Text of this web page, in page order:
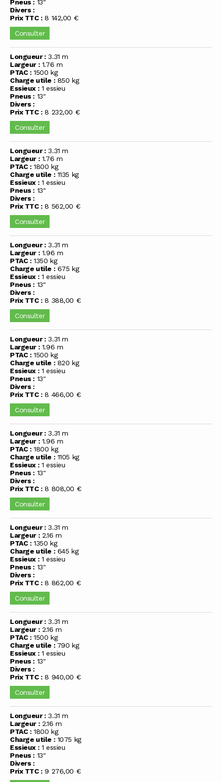
Pneus : 13"
Divers :
Prix TTC :8 142,00 €
Consulter
Longueur :3.31 m
Largeur :1.76 m
PTAC :1500 kg
Charge utile :850 kg
Essieux :1 essieu
Pneus : 13"
Divers :
Prix TTC :8 232,00 €
Consulter
Longueur :3.31 m
Largeur :1.76 m
PTAC :1800 kg
Charge utile :1135 kg
Essieux :1 essieu
Pneus : 13"
Divers :
Prix TTC :8 562,00 €
Consulter
Longueur :3.31 m
Largeur :1.96 m
PTAC :1350 kg
Charge utile :675 kg
Essieux :1 essieu
Pneus : 13"
Divers :
Prix TTC :8 388,00 €
Consulter
Longueur :3.31 m
Largeur :1.96 m
PTAC :1500 kg
Charge utile :820 kg
Essieux :1 essieu
Pneus : 13"
Divers :
Prix TTC :8 466,00 €
Consulter
Longueur :3.31 m
Largeur :1.96 m
PTAC :1800 kg
Charge utile :1105 kg
Essieux :1 essieu
Pneus : 13"
Divers :
Prix TTC :8 808,00 €
Consulter
Longueur :3.31 m
Largeur :2.16 m
PTAC :1350 kg
Charge utile :645 kg
Essieux :1 essieu
Pneus : 13"
Divers :
Prix TTC :8 862,00 €
Consulter
Longueur :3.31 m
Largeur :2.16 m
PTAC :1500 kg
Charge utile :790 kg
Essieux :1 essieu
Pneus : 13"
Divers :
Prix TTC :8 940,00 €
Consulter
Longueur :3.31 m
Largeur :2.16 m
PTAC :1800 kg
Charge utile :1075 kg
Essieux :1 essieu
Pneus : 13"
Divers :
Prix TTC :9 276,00 €